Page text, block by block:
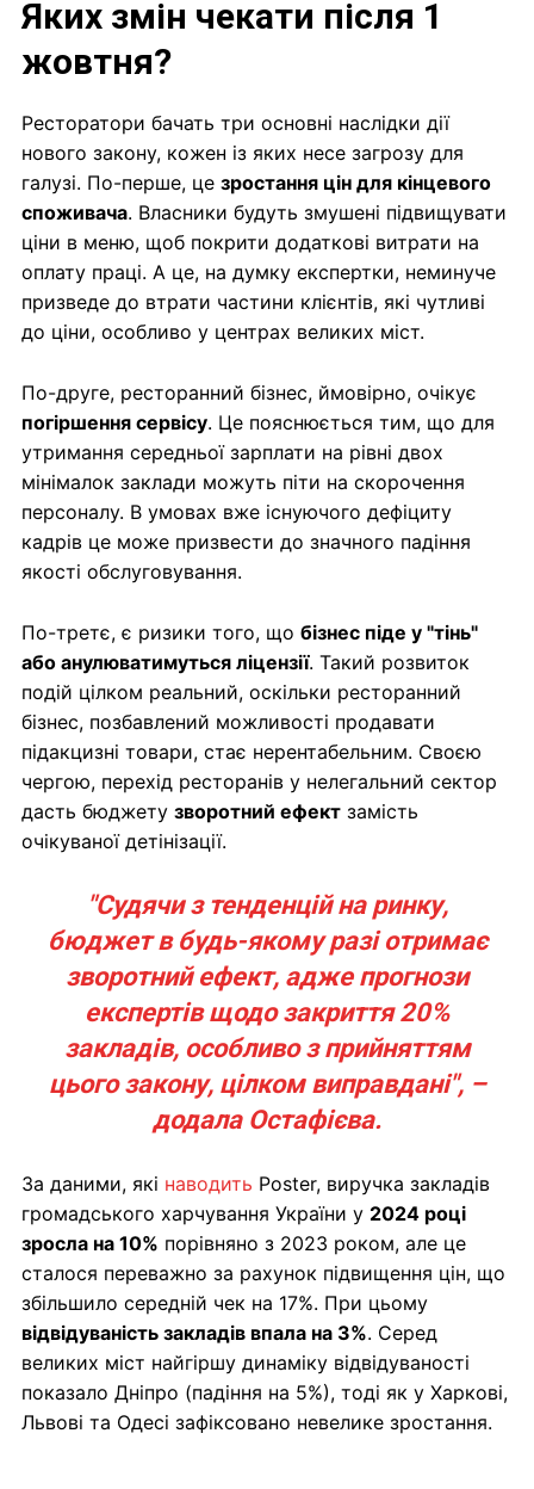
Яких змін чекати після 1
жовтня?
Ресторатори бачать три основні наслідки дії
нового закону, кожен із яких несе загрозу для
галузі. По-перше, це зростання цін для кінцевого
споживача. Власники будуть змушені підвищувати
ціни в меню, щоб покрити додаткові витрати на
оплату праці. А це, на думку експертки, неминуче
призведе до втрати частини клієнтів, які чутливі
до ціни, особливо у центрах великих міст.
По-друге, ресторанний бізнес, ймовірно, очікує
погіршення сервісу. Це пояснюється тим, що для
утримання середньої зарплати на рівні двох
мінімалок заклади можуть піти на скорочення
персоналу. В умовах вже існуючого дефіциту
кадрів це може призвести до значного падіння
якості обслуговування.
По-третє, є ризики того, що бізнес піде у "тінь"
або анулюватимуться ліцензії. Такий розвиток
подій цілком реальний, оскільки ресторанний
бізнес, позбавлений можливості продавати
підакцизні товари, стає нерентабельним. Своєю
чергою, перехід ресторанів у нелегальний сектор
дасть бюджету зворотний ефект замість
очікуваної детінізації.
"Судячи з тенденцій на ринку,
бюджет в будь-якому разі отримає
зворотний ефект, адже прогнози
експертів щодо закриття 20%
закладів, особливо з прийняттям
цього закону, цілком виправдані", –
додала Остафієва.
За даними, які наводить Poster, виручка закладів
громадського харчування України у 2024 році
зросла на 10% порівняно з 2023 роком, але це
сталося переважно за рахунок підвищення цін, що
збільшило середній чек на 17%. При цьому
відвідуваність закладів впала на 3%. Серед
великих міст найгіршу динаміку відвідуваності
показало Дніпро (падіння на 5%), тоді як у Харкові,
Львові та Одесі зафіксовано невелике зростання.